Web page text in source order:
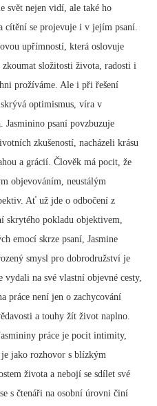
svět nejen vidí, ale také ho
cítění se projevuje i v jejím psaní.
upřímností, která oslovuje
složitosti života, radosti i
prožíváme. Ale i při řešení
optimismus, víra v
Jasminino psaní povzbuzuje
zkušeností, nacházeli krásu
a grácií. Člověk má pocit, že
objevováním, neustálým
Ať už jde o odbočení z
skrytého pokladu objektivem,
emocí skrze psaní, Jasmine
smysl pro dobrodružství je
vydali na své vlastní objevné cesty,
práce není jen o zachycování
a touhy žít život naplno.
práce je pocit intimity,
jako rozhovor s blízkým
života a nebojí se sdílet své
s čtenáři na osobní úrovni činí